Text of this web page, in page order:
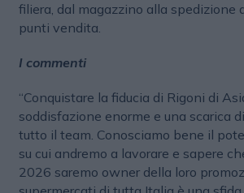
filiera, dal magazzino alla spedizione
punti vendita.
I commenti
“Conquistare la fiducia di Rigoni di
soddisfazione enorme e una scarica
tutto il team. Conosciamo bene il
su cui andremo a lavorare e sapere
2026 saremo owner della loro